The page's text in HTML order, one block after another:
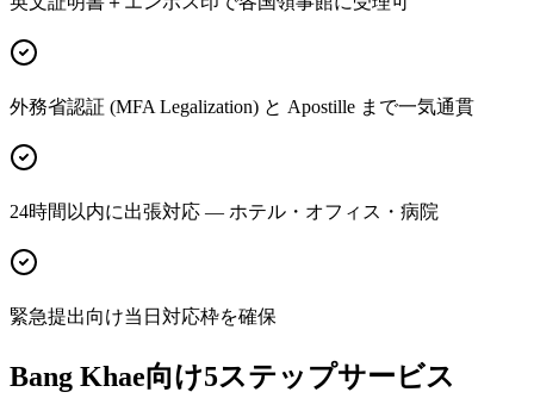
外務省認証 (MFA Legalization) と Apostille まで一気通貫
24時間以内に出張対応 — ホテル・オフィス・病院
緊急提出向け当日対応枠を確保
Bang Khae向け5ステップサービス